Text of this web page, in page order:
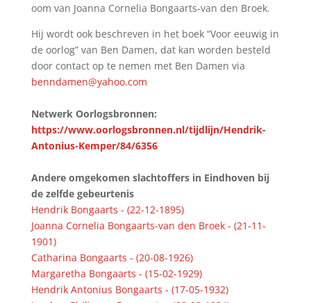
oom van Joanna Cornelia Bongaarts-van den Broek.
Hij wordt ook beschreven in het boek “Voor eeuwig in
de oorlog” van Ben Damen, dat kan worden besteld
door contact op te nemen met Ben Damen via
benndamen@yahoo.com
Netwerk Oorlogsbronnen:
https://www.oorlogsbronnen.nl/tijdlijn/Hendrik-
Antonius-Kemper/84/6356
Andere omgekomen slachtoffers in Eindhoven bij
de zelfde gebeurtenis
Hendrik Bongaarts - (22-12-1895)
Joanna Cornelia Bongaarts-van den Broek - (21-11-
1901)
Catharina Bongaarts - (20-08-1926)
Margaretha Bongaarts - (15-02-1929)
Hendrik Antonius Bongaarts - (17-05-1932)